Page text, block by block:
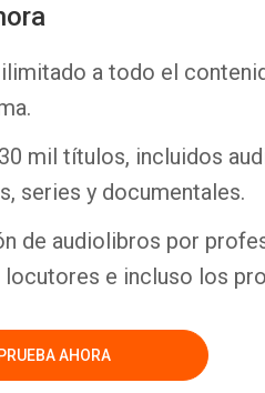
a todo el
mil títulos, incluidos
series y documentales.
de audiolibros por
locutores e incluso los
AHORA